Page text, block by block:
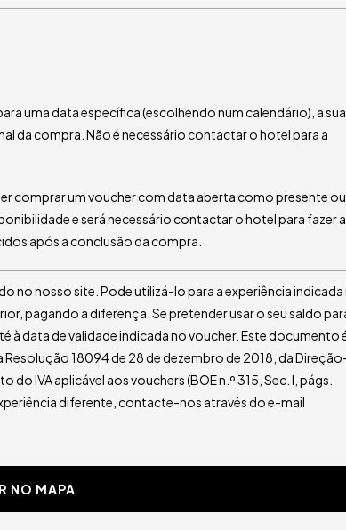
uma data específica (escolhendo num calendário), a sua
da compra. Não é necessário contactar o hotel para a
comprar um voucher com data aberta como presente ou
e será necessário contactar o hotel para fazer a
após a conclusão da compra.
no nosso site. Pode utilizá-lo para a experiência indicada
pagando a diferença. Se pretender usar o seu saldo
data de validade indicada no voucher. Este documento
18094 de 28 de dezembro de 2018, da
IVA aplicável aos vouchers (BOE n.º 315, Sec. I, págs.
diferente, contacte-nos através do e-mail
NO MAPA